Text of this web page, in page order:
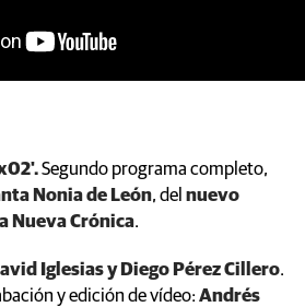
Segundo programa completo,
Nonia de León, del nuevo
Nueva Crónica.
Iglesias y Diego Pérez Cillero.
y edición de vídeo: Andrés